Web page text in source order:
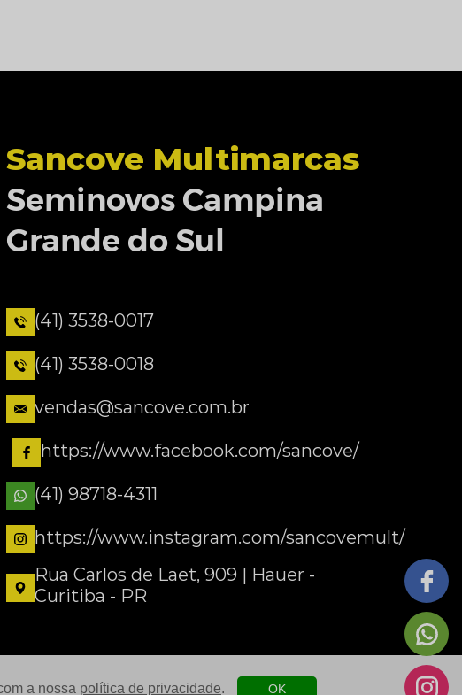
Sancove Multimarcas
Seminovos Campina
Grande do Sul
(41) 3538-0017
(41) 3538-0018
vendas@sancove.com.br
https://www.facebook.com/sancove/
(41) 98718-4311
https://www.instagram.com/sancovemult/
Rua Carlos de Laet, 909 | Hauer -
Curitiba - PR
a nossa política de privacidade. OK